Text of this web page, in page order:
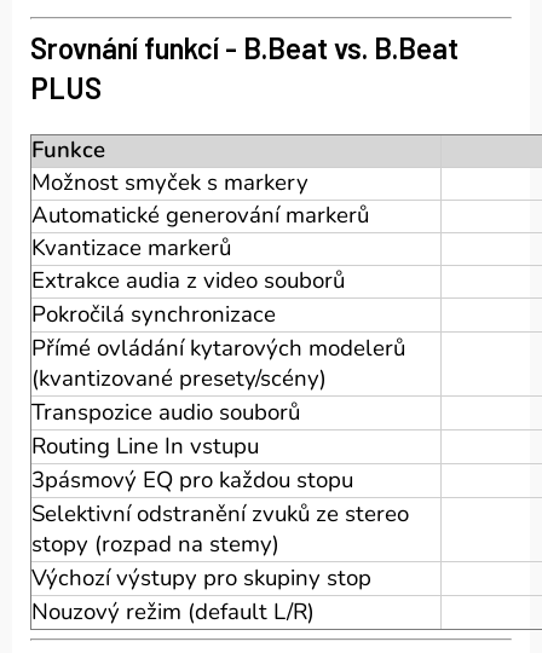
Srovnání funkcí - B.Beat vs. B.Beat
PLUS
Funkce
Možnost smyček s markery
Automatické generování markerů
Kvantizace markerů
Extrakce audia zvideo souborů
Pokročilá synchronizace
Přímé ovládání kytarových modelerů
(kvantizované presety/scény)
Transpozice audio souborů
Routing Line In vstupu
3pásmový EQ pro každou stopu
Selektivní odstranění zvuků ze stereo
stopy (rozpad na stemy)
Výchozí výstupy pro skupiny stop
Nouzový režim (default L/R)